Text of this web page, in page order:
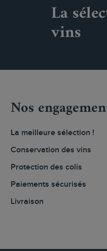
La
vins
Nos
La meilleure sélection !
Conservation des vins
Protection des colis
Paiements sécurisés
Livraison